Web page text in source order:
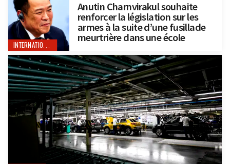
INTERNATIONAL
Anutin Charnvirakul souhaite
renforcer la législation sur les
armes à la suite d’une fusillade
meurtrière dans une école